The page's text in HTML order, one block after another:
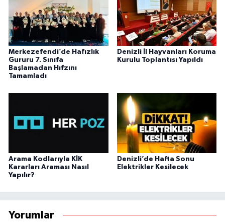
Merkezefendi’de Hafızlık
Gururu 7. Sınıfa
Başlamadan Hıfzını
Tamamladı
Denizli İl Hayvanları Koruma
Kurulu Toplantısı Yapıldı
Arama Kodlarıyla KİK
Kararları Araması Nasıl
Yapılır?
Denizli’de Hafta Sonu
Elektrikler Kesilecek
Yorumlar